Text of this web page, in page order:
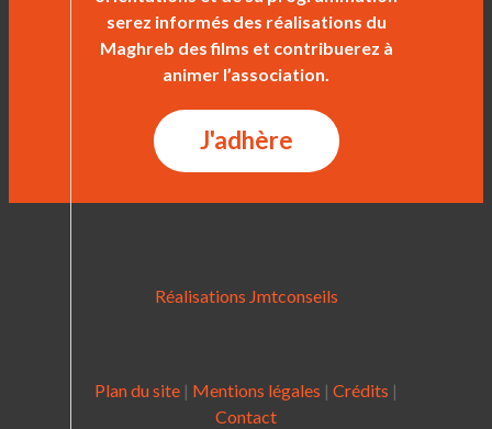
serez informés des réalisations du
Maghreb des films et contribuerez à
animer l’association.
J'adhère
Réalisations Jmtconseils
Plan du site | Mentions légales | Crédits |
Contact